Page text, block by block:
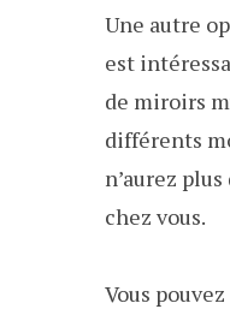
Une autre
est
de miroirs
différents
n’aurez
chez vous.
Vous